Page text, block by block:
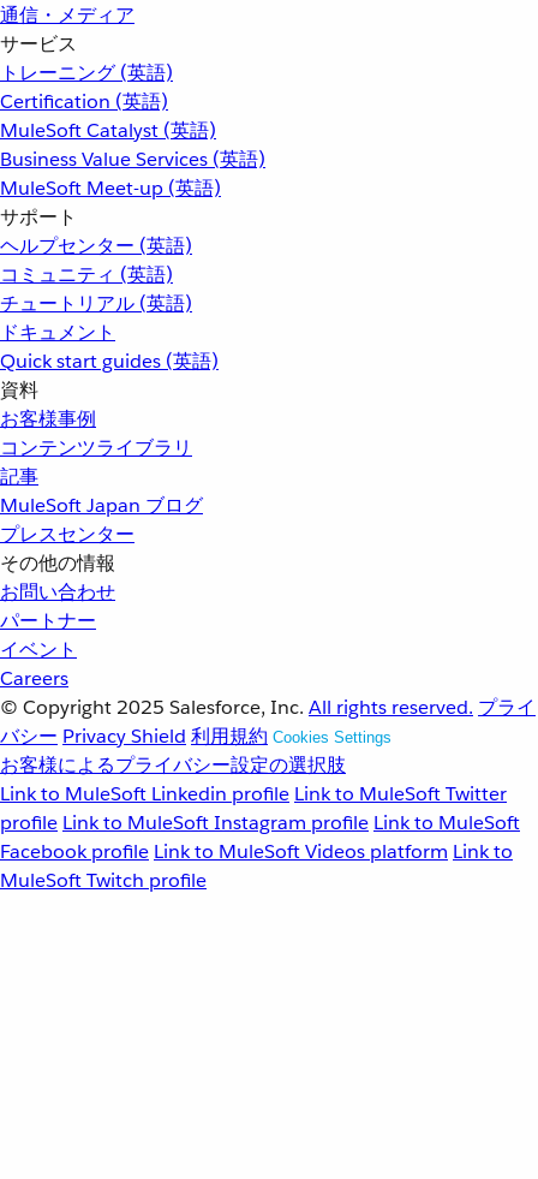
通信・メディア
サービス
トレーニング (英語)
Certification (英語)
MuleSoft Catalyst (英語)
Business Value Services (英語)
MuleSoft Meet-up (英語)
サポート
ヘルプセンター (英語)
コミュニティ (英語)
チュートリアル (英語)
ドキュメント
Quick start guides (英語)
資料
お客様事例
コンテンツライブラリ
記事
MuleSoft Japan ブログ
プレスセンター
その他の情報
お問い合わせ
パートナー
イベント
Careers
© Copyright 2025 Salesforce, Inc. All rights reserved. プライ
バシー Privacy Shield 利用規約 Cookies Settings
お客様によるプライバシー設定の選択肢
Link to MuleSoft Linkedin profile Link to MuleSoft Twitter
profile Link to MuleSoft Instagram profile Link to MuleSoft
Facebook profile Link to MuleSoft Videos platform Link to
MuleSoft Twitch profile